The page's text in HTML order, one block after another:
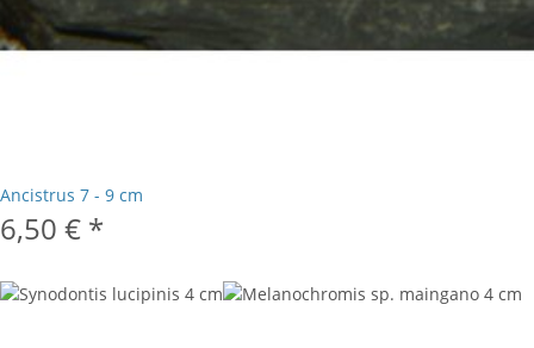
Ancistrus 7 - 9 cm
6,50 € *